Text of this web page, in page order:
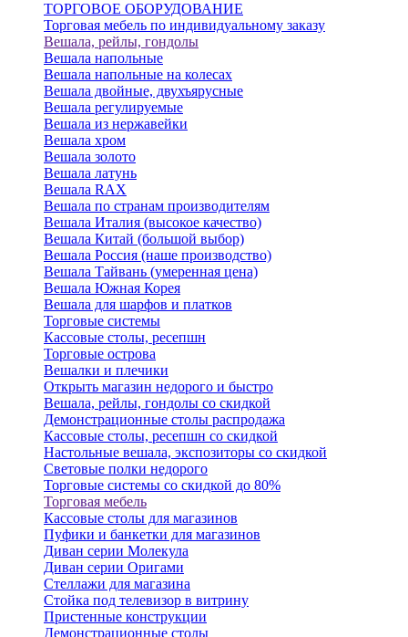
ТОРГОВОЕ ОБОРУДОВАНИЕ
Торговая мебель по индивидуальному заказу
Вешала, рейлы, гондолы
Вешала напольные
Вешала напольные на колесах
Вешала двойные, двухъярусные
Вешала регулируемые
Вешала из нержавейки
Вешала хром
Вешала золото
Вешала латунь
Вешала RAX
Вешала по странам производителям
Вешала Италия (высокое качество)
Вешала Китай (большой выбор)
Вешала Россия (наше производство)
Вешала Тайвань (умеренная цена)
Вешала Южная Корея
Вешала для шарфов и платков
Торговые системы
Кассовые столы, ресепшн
Торговые острова
Вешалки и плечики
Открыть магазин недорого и быстро
Вешала, рейлы, гондолы со скидкой
Демонстрационные столы распродажа
Кассовые столы, ресепшн со скидкой
Настольные вешала, экспозиторы со скидкой
Световые полки недорого
Торговые системы со скидкой до 80%
Торговая мебель
Кассовые столы для магазинов
Пуфики и банкетки для магазинов
Диван серии Молекула
Диван серии Оригами
Стеллажи для магазина
Стойка под телевизор в витрину
Пристенные конструкции
Демонстрационные столы